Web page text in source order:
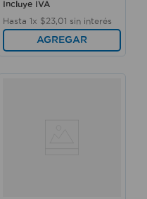
Incluye IVA
Hasta 1x $23 01 sin interés
AGREGAR